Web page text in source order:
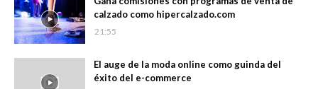
calzado como hipercalzado.com
21:55
El auge de la moda online como guinda del
éxito del e-commerce